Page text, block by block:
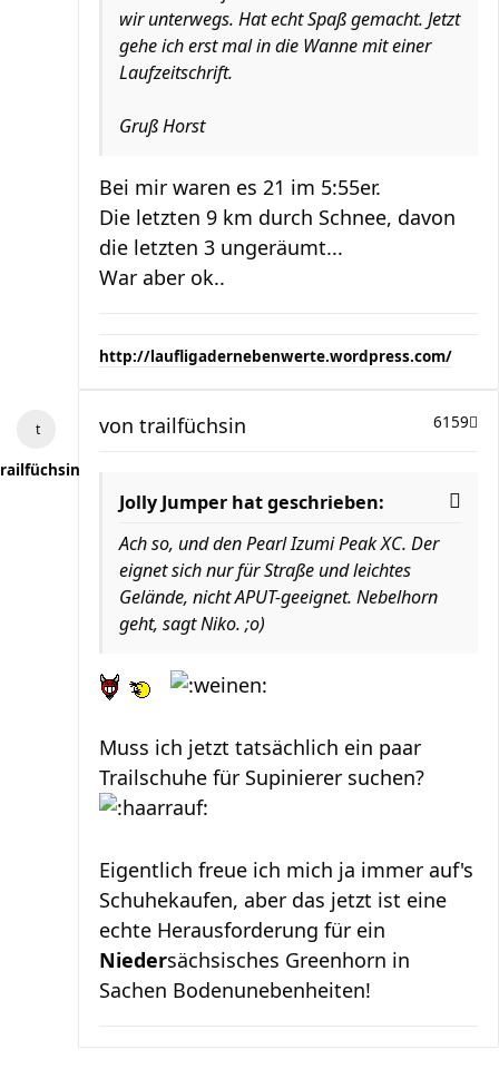
wir unterwegs. Hat echt Spaß gemacht. Jetzt
gehe ich erst mal in die Wanne mit einer
Laufzeitschrift.
Gruß Horst
Bei mir waren es 21 im 5:55er.
Die letzten 9 km durch Schnee, davon
die letzten 3 ungeräumt...
War aber ok..
http://laufligadernebenwerte.wordpress.com/
6159
von trailfüchsin
Jolly Jumper hat geschrieben:
Ach so, und den Pearl Izumi Peak XC. Der
eignet sich nur für Straße und leichtes
Gelände, nicht APUT-geeignet. Nebelhorn
geht, sagt Niko. ;o)
Muss ich jetzt tatsächlich ein paar
Trailschuhe für Supinierer suchen?
Eigentlich freue ich mich ja immer auf's
Schuhekaufen, aber das jetzt ist eine
echte Herausforderung für ein
Niedersächsisches Greenhorn in
Sachen Bodenunebenheiten!